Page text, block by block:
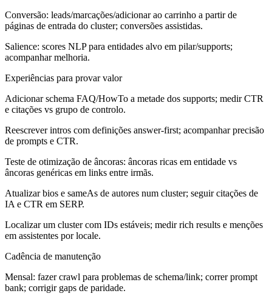
Conversão: leads/marcações/adicionar ao carrinho a partir de
páginas de entrada do cluster; conversões assistidas.
Salience: scores NLP para entidades alvo em pilar/supports;
acompanhar melhoria.
Experiências para provar valor
Adicionar schema FAQ/HowTo a metade dos supports; medir CTR
e citações vs grupo de controlo.
Reescrever intros com definições answer-first; acompanhar precisão
de prompts e CTR.
Teste de otimização de âncoras: âncoras ricas em entidade vs
âncoras genéricas em links entre irmãs.
Atualizar bios e sameAs de autores num cluster; seguir citações de
IA e CTR em SERP.
Localizar um cluster com IDs estáveis; medir rich results e menções
em assistentes por locale.
Cadência de manutenção
Mensal: fazer crawl para problemas de schema/link; correr prompt
bank; corrigir gaps de paridade.